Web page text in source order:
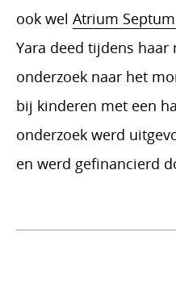
ook wel Atrium
Yara deed tijdens
onderzoek naar het
bij kinderen met een
onderzoek werd
en werd gefinancierd
Yara van Kerkhof
jeugdjournaal over
onderzoek.